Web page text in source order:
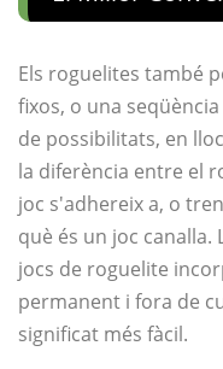
Els roguelites també
fixos, o una
de possibilitats, en
la diferència entre el
joc s'adhereix a, o
què és un joc canalla.
jocs de roguelite
permanent i fora de
significat més fàcil.